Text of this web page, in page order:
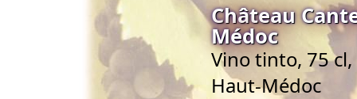
Château
Médoc
Vino tinto, 75
Haut-Médoc